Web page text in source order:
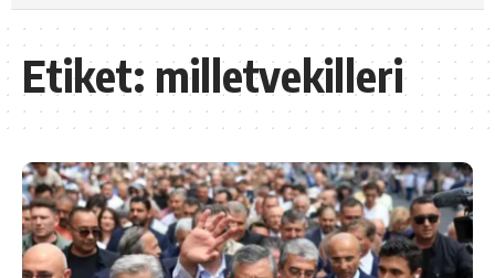
Etiket: milletvekilleri